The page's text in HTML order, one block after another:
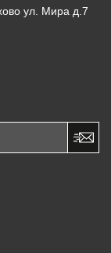
ул. Мира д.7